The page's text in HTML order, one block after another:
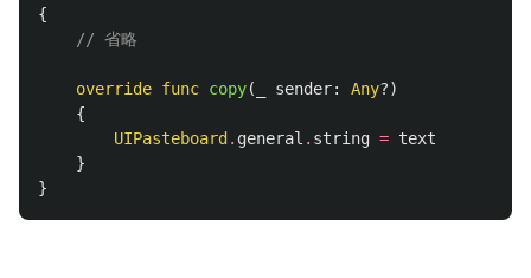
{
// 省略
override func copy( sender: Any?)
{
UIPasteboard . general . string = text
}
}